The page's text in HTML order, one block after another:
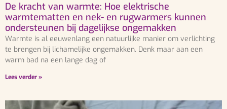
De kracht van warmte: Hoe elektrische
warmtematten en nek- en rugwarmers kunnen
ondersteunen bij dagelijkse ongemakken
Warmte is al eeuwenlang een natuurlijke manier om verlichting
te brengen bij lichamelijke ongemakken. Denk maar aan een
warm bad na een lange dag of
Lees verder »